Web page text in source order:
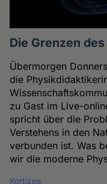
Die Grenzen
Übermorgen
die
zu Gast im Live-
spricht über die
Verstehens in den
verbunden ist. Was
wir die moderne
Kortizes